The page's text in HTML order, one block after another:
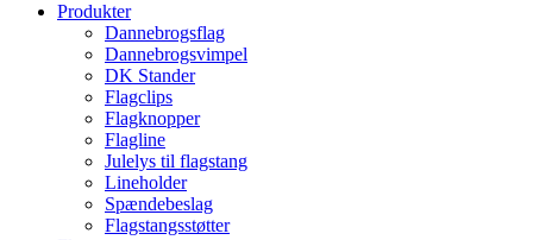
Produkter
Dannebrogsflag
Dannebrogsvimpel
DK Stander
Flagclips
Flagknopper
Flagline
Julelys til flagstang
Lineholder
Spændebeslag
Flagstangsstøtter